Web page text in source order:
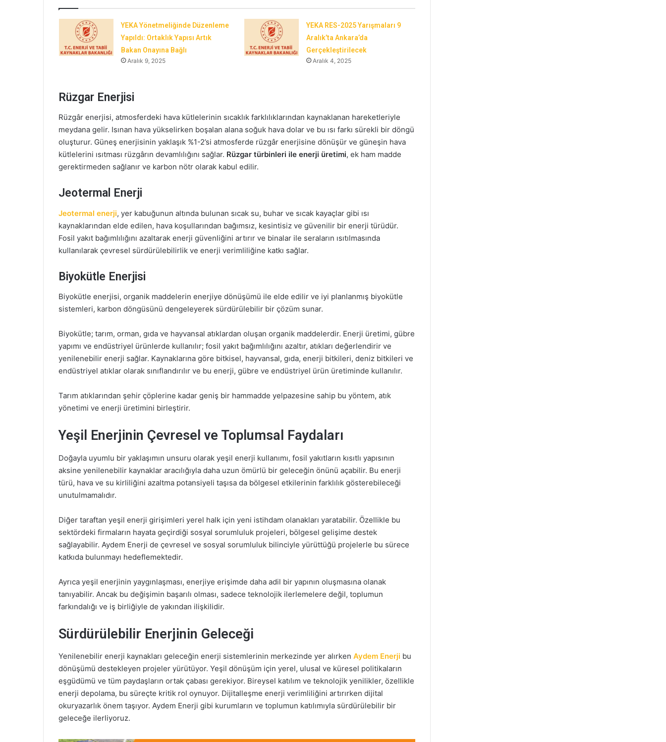
YEKA Yönetmeliğinde Düzenleme
Yapıldı: Ortaklık Yapısı Artık
Bakan Onayına Bağlı
Aralık 9, 2025
YEKA RES-2025 Yarışmaları 9
Aralık’ta Ankara’da
Gerçekleştirilecek
Aralık 4, 2025
Rüzgar Enerjisi
Rüzgâr enerjisi, atmosferdeki hava kütlelerinin sıcaklık farklılıklarından kaynaklanan hareketleriyle
meydana gelir. Isınan hava yükselirken boşalan alana soğuk hava dolar ve bu ısı farkı sürekli bir döngü
oluşturur. Güneş enerjisinin yaklaşık %1-2’si atmosferde rüzgâr enerjisine dönüşür ve güneşin hava
kütlelerini ısıtması rüzgârın devamlılığını sağlar. Rüzgar türbinleri ile enerji üretimi, ek ham madde
gerektirmeden sağlanır ve karbon nötr olarak kabul edilir.
Jeotermal Enerji
Jeotermal enerji, yer kabuğunun altında bulunan sıcak su, buhar ve sıcak kayaçlar gibi ısı
kaynaklarından elde edilen, hava koşullarından bağımsız, kesintisiz ve güvenilir bir enerji türüdür.
Fosil yakıt bağımlılığını azaltarak enerji güvenliğini artırır ve binalar ile seraların ısıtılmasında
kullanılarak çevresel sürdürülebilirlik ve enerji verimliliğine katkı sağlar.
Biyokütle Enerjisi
Biyokütle enerjisi, organik maddelerin enerjiye dönüşümü ile elde edilir ve iyi planlanmış biyokütle
sistemleri, karbon döngüsünü dengeleyerek sürdürülebilir bir çözüm sunar.
Biyokütle; tarım, orman, gıda ve hayvansal atıklardan oluşan organik maddelerdir. Enerji üretimi, gübre
yapımı ve endüstriyel ürünlerde kullanılır; fosil yakıt bağımlılığını azaltır, atıkları değerlendirir ve
yenilenebilir enerji sağlar. Kaynaklarına göre bitkisel, hayvansal, gıda, enerji bitkileri, deniz bitkileri ve
endüstriyel atıklar olarak sınıflandırılır ve bu enerji, gübre ve endüstriyel ürün üretiminde kullanılır.
Tarım atıklarından şehir çöplerine kadar geniş bir hammadde yelpazesine sahip bu yöntem, atık
yönetimi ve enerji üretimini birleştirir.
Yeşil Enerjinin Çevresel ve Toplumsal Faydaları
Doğayla uyumlu bir yaklaşımın unsuru olarak yeşil enerji kullanımı, fosil yakıtların kısıtlı yapısının
aksine yenilenebilir kaynaklar aracılığıyla daha uzun ömürlü bir geleceğin önünü açabilir. Bu enerji
türü, hava ve su kirliliğini azaltma potansiyeli taşısa da bölgesel etkilerinin farklılık gösterebileceği
unutulmamalıdır.
Diğer taraftan yeşil enerji girişimleri yerel halk için yeni istihdam olanakları yaratabilir. Özellikle bu
sektördeki firmaların hayata geçirdiği sosyal sorumluluk projeleri, bölgesel gelişime destek
sağlayabilir. Aydem Enerji de çevresel ve sosyal sorumluluk bilinciyle yürüttüğü projelerle bu sürece
katkıda bulunmayı hedeflemektedir.
Ayrıca yeşil enerjinin yaygınlaşması, enerjiye erişimde daha adil bir yapının oluşmasına olanak
tanıyabilir. Ancak bu değişimin başarılı olması, sadece teknolojik ilerlemelere değil, toplumun
farkındalığı ve iş birliğiyle de yakından ilişkilidir.
Sürdürülebilir Enerjinin Geleceği
Yenilenebilir enerji kaynakları geleceğin enerji sistemlerinin merkezinde yer alırken Aydem Enerji bu
dönüşümü destekleyen projeler yürütüyor. Yeşil dönüşüm için yerel, ulusal ve küresel politikaların
eşgüdümü ve tüm paydaşların ortak çabası gerekiyor. Bireysel katılım ve teknolojik yenilikler, özellikle
enerji depolama, bu süreçte kritik rol oynuyor. Dijitalleşme enerji verimliliğini artırırken dijital
okuryazarlık önem taşıyor. Aydem Enerji gibi kurumların ve toplumun katılımıyla sürdürülebilir bir
geleceğe ilerliyoruz.
İnsan ve Yapay Zekâ İş Birliği Nereye
Gidiyor